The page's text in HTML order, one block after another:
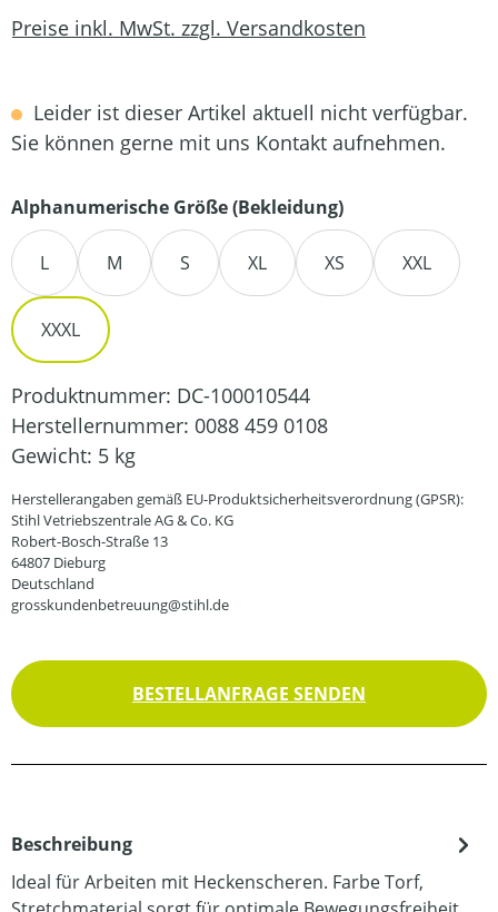
Preise inkl. MwSt. zzgl. Versandkosten
Leider ist dieser Artikel aktuell nicht verfügbar.
Sie können gerne mit uns Kontakt aufnehmen.
Alphanumerische Größe (Bekleidung)auswählen
L M S XL XS XXL
XXXL
Produktnummer: DC-100010544
Herstellernummer: 0088 459 0108
Gewicht: 5 kg
Herstellerangaben gemäß EU-Produktsicherheitsverordnung (GPSR):
Stihl Vetriebszentrale AG & Co. KG
Robert-Bosch-Straße 13
64807 Dieburg
Deutschland
grosskundenbetreuung@stihl.de
BESTELLANFRAGE SENDEN
Beschreibung
Ideal für Arbeiten mit Heckenscheren. Farbe Torf,